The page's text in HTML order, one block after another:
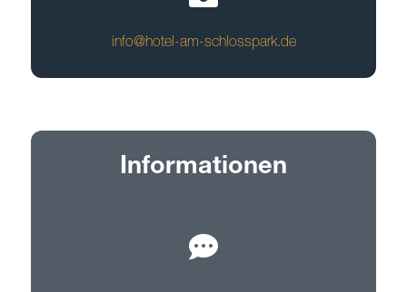
info@hotel-am-schlosspark.de
Informationen